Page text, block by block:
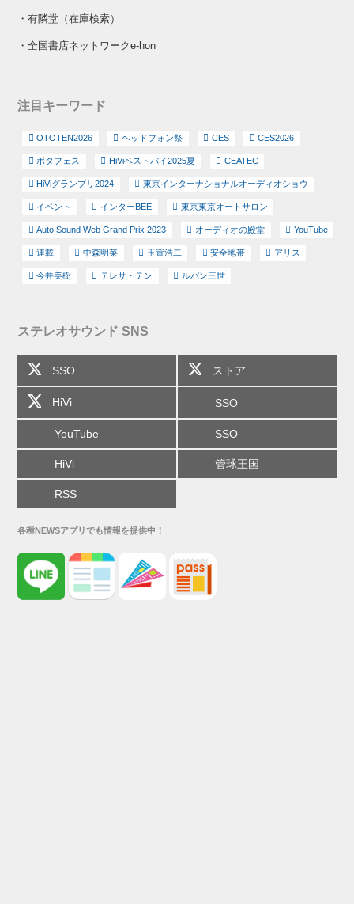
・有隣堂（在庫検索）
・全国書店ネットワークe-hon
注目キーワード
OTOTEN2026 ヘッドフォン祭 CES CES2026
ポタフェス HiViベストバイ2025夏 CEATEC
HiViグランプリ2024 東京インターナショナルオーディオショウ
イベント インターBEE 東京東京オートサロン
Auto Sound Web Grand Prix 2023 オーディオの殿堂 YouTube
連載 中森明菜 玉置浩二 安全地帯 アリス
今井美樹 テレサ・テン ルパン三世
ステレオサウンド SNS
SSO ストア
HiVi SSO
YouTube SSO
HiVi 管球王国
RSS
各種NEWSアプリでも情報を提供中！